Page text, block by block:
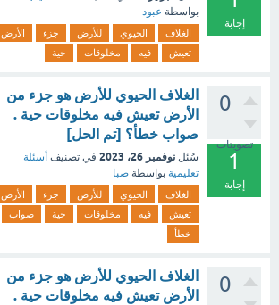
إجابة
بواسطة عبود
الغلاف الحيوي للأرض جزء
الأرض
تعيش
فيه مخلوقات حية
0
تصويتات
1
إجابة
الغلاف الحيوي للأرض هو جزء من
الأرض تعيش فيه مخلوقات حية .
صواب خطأ؟ [تم الحل]
سُئل نوفمبر 26، 2023 في تصنيف أسئلة
تعليمية بواسطة صبا
الغلاف الحيوي للأرض جزء
الأرض
تعيش
فيه مخلوقات حية
صواب
خطأ
0
الغلاف الحيوي للأرض هو جزء من
الأرض تعيش فيه مخلوقات حية .